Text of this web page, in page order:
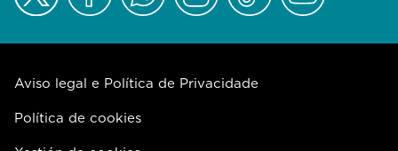
Aviso legal e Política de Privacidade
Política de cookies